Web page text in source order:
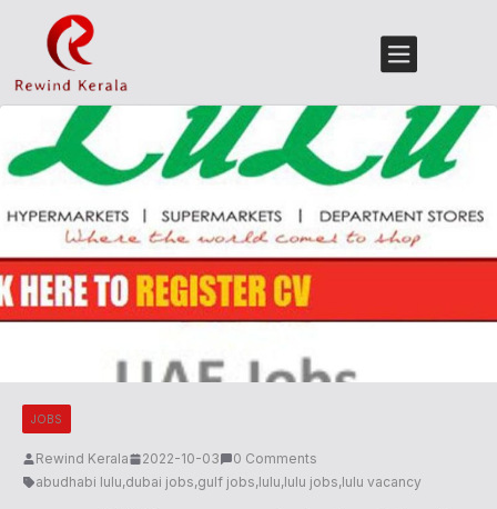
JOBS
Rewind Kerala 2022-10-03
0 Comments
abudhabi lulu,dubai jobs,gulf jobs,lulu,lulu jobs,lulu vacancy